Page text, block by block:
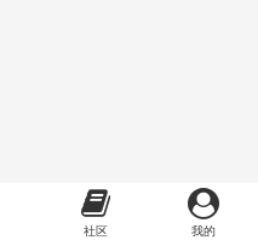
社区 我的